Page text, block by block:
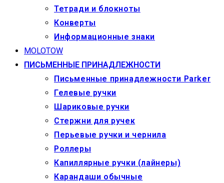
Тетради и блокноты
Конверты
Информационные знаки
MOLOTOW
ПИСЬМЕННЫЕ ПРИНАДЛЕЖНОСТИ
Письменные принадлежности Parker
Гелевые ручки
Шариковые ручки
Стержни для ручек
Перьевые ручки и чернила
Роллеры
Капиллярные ручки (лайнеры)
Карандаши обычные